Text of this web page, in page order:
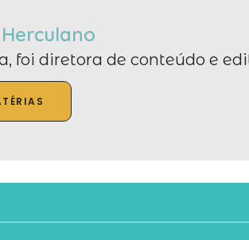
foi diretora de conteúdo e